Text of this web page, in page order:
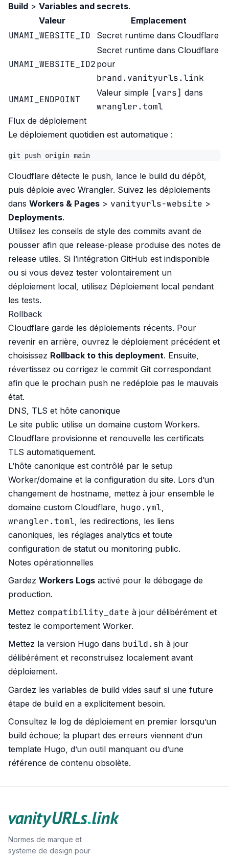
Build > Variables and secrets.
Valeur
Emplacement
UMAMI_WEBSITE_ID Secret runtime dans Cloudflare
UMAMI_WEBSITE_ID2
Secret runtime dans Cloudflare
pour
brand.vanityurls.link
UMAMI_ENDPOINT
Valeur simple [vars] dans
wrangler.toml
Flux de déploiement
Le déploiement quotidien est automatique :
Cloudflare détecte le push, lance le build du dépôt,
puis déploie avec Wrangler. Suivez les déploiements
dans Workers & Pages > vanityurls-website >
Deployments.
Utilisez les conseils de style des commits avant de
pousser afin que release-please produise des notes de
release utiles. Si l’intégration GitHub est indisponible
ou si vous devez tester volontairement un
déploiement local, utilisez Déploiement local pendant
les tests.
Rollback
Cloudflare garde les déploiements récents. Pour
revenir en arrière, ouvrez le déploiement précédent et
choisissez Rollback to this deployment. Ensuite,
révertissez ou corrigez le commit Git correspondant
afin que le prochain push ne redéploie pas le mauvais
état.
DNS, TLS et hôte canonique
Le site public utilise un domaine custom Workers.
Cloudflare provisionne et renouvelle les certificats
TLS automatiquement.
L’hôte canonique est contrôlé par le setup
Worker/domaine et la configuration du site. Lors d’un
changement de hostname, mettez à jour ensemble le
domaine custom Cloudflare, hugo.yml
wrangler.toml , les redirections, les liens
canoniques, les réglages analytics et toute
configuration de statut ou monitoring public.
Notes opérationnelles
Gardez Workers Logs activé pour le débogage de
production.
Mettez compatibility_date à jour délibérément et
testez le comportement Worker.
Mettez la version Hugo dans build.sh à jour
délibérément et reconstruisez localement avant
déploiement.
Gardez les variables de build vides sauf si une future
étape de build en a explicitement besoin.
Consultez le log de déploiement en premier lorsqu’un
build échoue; la plupart des erreurs viennent d’un
template Hugo, d’un outil manquant ou d’une
référence de contenu obsolète.
Normes de marque et
systeme de design pour